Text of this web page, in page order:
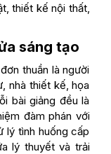
thiết kế nội thất,
sáng tạo
thuần là người
nhà thiết kế, họa
bài giảng đều là
đàm phán với
lý tình huống cấp
lý thuyết và trải